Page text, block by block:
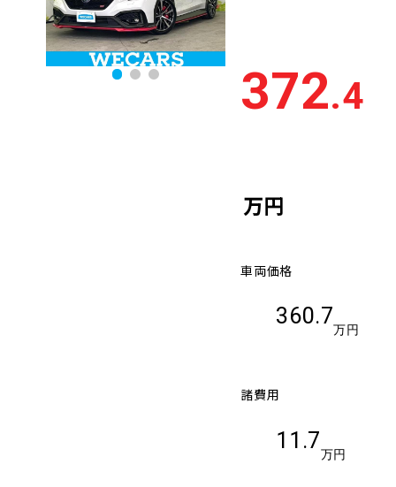
372.4
万円
車両価格
360.7
万円
諸費用
11.7
万円